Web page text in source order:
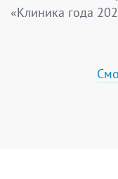
«Клиника года